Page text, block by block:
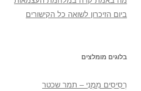
ביום הזיכרון לשואה כל הקישורים
בלוגים מומלצים
רְסִיסִים מִמֶנִי – תמר שכטר